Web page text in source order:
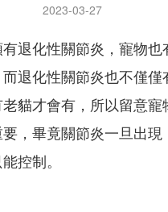
2023-03-27
退化性關節炎，寵物也
退化性關節炎也不僅僅
貓才會有，所以留意寵
，畢竟關節炎一旦出現
控制。